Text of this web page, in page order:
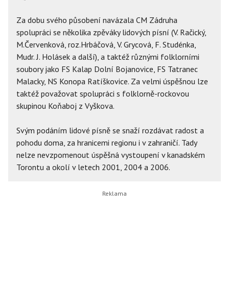
Za dobu svého působení navázala CM Zádruha
spolupráci se několika zpěváky lidových písní (V. Račický,
M.Červenková, roz.Hrbáčová, V. Grycová, F. Studénka,
Mudr. J. Holásek a další), a taktéž různými folklorními
soubory jako FS Kalap Dolní Bojanovice, FS Tatranec
Malacky, NS Konopa Ratíškovice. Za velmi úspěšnou lze
taktéž považovat spolupráci s folklorně-rockovou
skupinou Koňaboj z Vyškova.
Svým podáním lidové písně se snaží rozdávat radost a
pohodu doma, za hranicemi regionu i v zahraničí. Tady
nelze nevzpomenout úspěšná vystoupení v kanadském
Torontu a okolí v letech 2001, 2004 a 2006.